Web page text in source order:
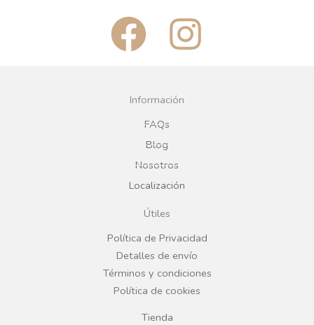
F
a
c
e
b
o
o
k
I
n
g
r
a
Información
FAQs
Blog
Nosotros
Localización
Útiles
Política de Privacidad
Detalles de envío
Términos y condiciones
Política de cookies
Tienda